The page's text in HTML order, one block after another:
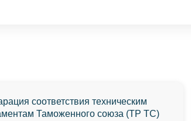
соответствия техническим
Таможенного союза (ТР ТС)